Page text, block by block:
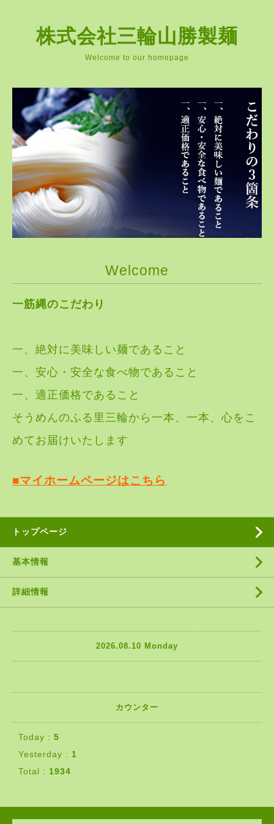
株式会社三輪山勝製麺
Welcome to our homepage
Welcome
一筋縄のこだわり
一、絶対に美味しい麺であること
一、安心・安全な食べ物であること
一、適正価格であること
そうめんのふる里三輪から一本、一本、心をこ
めてお届けいたします
■マイホームページはこちら
トップページ
基本情報
詳細情報
2026.08.10 Monday
カウンター
Today : 5
Yesterday : 1
Total : 1934